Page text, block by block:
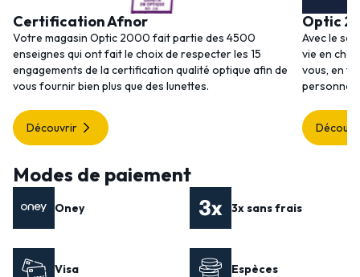
Certification Afnor
Votre magasin Optic 2000 fait partie des 4500
enseignes qui ont fait le choix de respecter les 15
engagements de la certification qualité optique afin de
vous fournir bien plus que des lunettes.
Découvrir
Optic
Avec le
vie en
vous, en
Modes de paiement
Oney 3x sans frais
Visa Espèces